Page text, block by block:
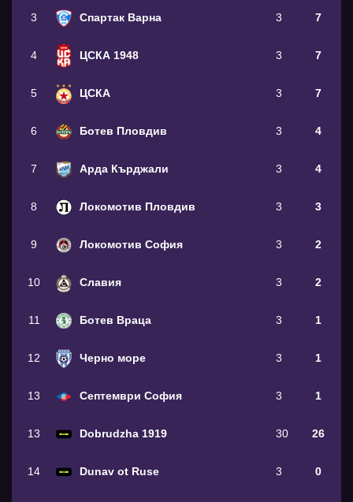
3 Спартак Варна 3 7
4 ЦСКА 1948 3 7
5 ЦСКА 3 7
6 Ботев Пловдив 3 4
7 Арда Кърджали 3 4
8 Локомотив Пловдив 3 3
9 Локомотив София 3 2
10 Славия 3 2
11 Ботев Враца 3 1
12 Черно море 3 1
13 Септември София 3 1
13 Dobrudzha 1919 30 26
14 Dunav ot Ruse 3 0